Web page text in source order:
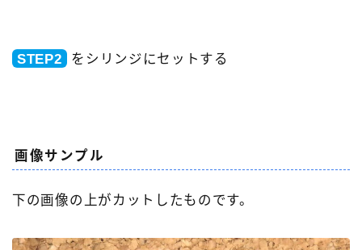
STEP2 をシリンジにセットする
画像サンプル
下の画像の上がカットしたものです。